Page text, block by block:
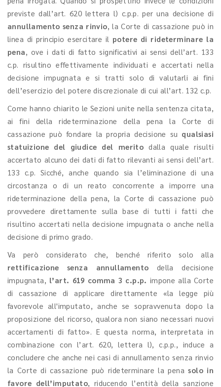
previste dall’art. 620 lettera l) c.p.p. per una decisione di
annullamento senza rinvio, la Corte di cassazione può in
linea di principio esercitare il potere di rideterminare la
pena, ove i dati di fatto significativi ai sensi dell’art. 133
c.p. risultino effettivamente individuati e accertati nella
decisione impugnata e si tratti solo di valutarli ai fini
dell’esercizio del potere discrezionale di cui all’art. 132 c.p.
Come hanno chiarito le Sezioni unite nella sentenza citata,
ai fini della rideterminazione della pena la Corte di
cassazione può fondare la propria decisione su qualsiasi
statuizione del giudice del meritodalla quale risulti
accertato alcuno dei dati di fatto rilevanti ai sensi dell’art.
133 c.p. Sicché, anche quando sia l’eliminazione di una
circostanza o di un reato concorrente a imporre una
rideterminazione della pena, la Corte di cassazione può
provvedere direttamente sulla base di tutti i fatti che
risultino accertati nella decisione impugnata o anche nella
decisione di primo grado.
Va però considerato che, benché riferito solo alla
rettificazione senza annullamento della decisione
impugnata, l’art. 619 comma 3 c.p.p. impone alla Corte
di cassazione di applicare direttamente «la legge più
favorevole all'imputato, anche se sopravvenuta dopo la
proposizione del ricorso, qualora non siano necessari nuovi
accertamenti di fatto». E questa norma, interpretata in
combinazione con l’art. 620, lettera l), c.p.p., induce a
concludere che anche nei casi di annullamento senza rinvio
la Corte di cassazione può rideterminare la penasolo in
favore dell’imputato, riducendo l’entità della sanzione